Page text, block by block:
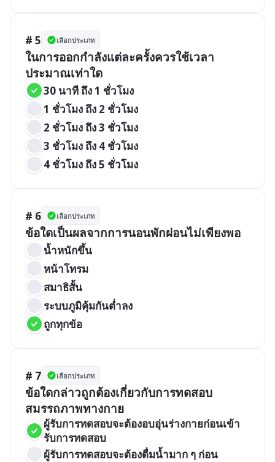
# 5 เลือกประเภท
ในการออกกำลังแต่ละครั้งควรใช้เวลา
ประมาณเท่าใด
2 ชั่วโมง ถึง 3 ชั่วโมง
3 ชั่วโมง ถึง 4 ชั่วโมง
4 ชั่วโมง ถึง 5 ชั่วโมง
# 6 เลือกประเภท
ข้อใดเป็นผลจากการนอนพักผ่อนไม่เพียงพอ
หน้าโทรม
สมาธิสั้น
ระบบภูมิคุ้มกันต่ำลง
ถูกทุกข้อ
# 7 เลือกประเภท
ข้อใดกล่าวถูกต้องเกี่ยวกับการทดสอบ
สมรรถภาพทางกาย
ผู้รับการทดสอบจะต้องอบอุ่นร่างกายก่อนเข้า
รับการทดสอบ
ผู้รับการทดสอบจะต้องดื่มน้ำมาก ๆ ก่อน